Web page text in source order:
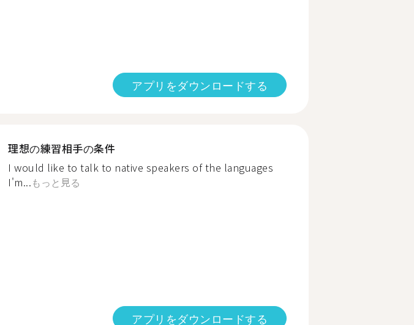
アプリをダウンロードする
理想の練習相手の条件
I would like to talk to native speakers of the languages
I'm...もっと見る
アプリをダウンロードする